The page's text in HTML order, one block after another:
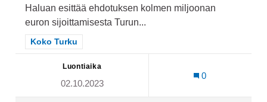
Haluan esittää ehdotuksen kolmen miljoonan
euron sijoittamisesta Turun...
Rajaa tulokset teeman mukaan: Koko Turku
Koko Turku
Luontiaika
02.10.2023
0